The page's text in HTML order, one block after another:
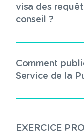
visa des
conseil ?
Comment
EXERCICE